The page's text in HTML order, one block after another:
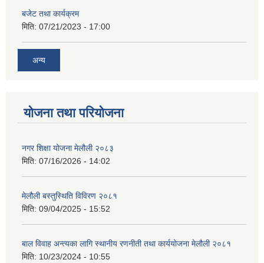
बजेट तथा कार्यक्रम
मिति: 07/21/2023 - 17:00
अन्य
योजना तथा परियोजना
नगर शिक्षा योजना मेलौली २०८३
मिति: 07/16/2026 - 14:02
मेलौली बस्तुस्थिति विविरण २०८१
मिति: 09/04/2025 - 15:52
बाल विवाह अन्त्यका लागि स्थानीय रणनीती तथा कार्ययोजना मेलौली २०८१
मिति: 10/23/2024 - 10:55